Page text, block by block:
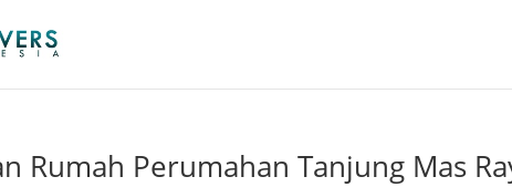
Rumah Perumahan Tanjung Mas